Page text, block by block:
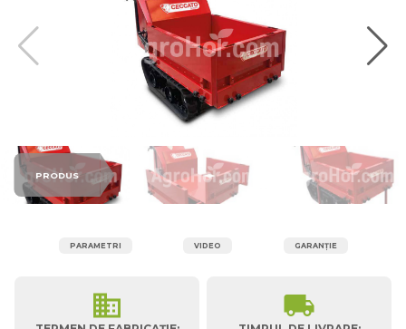
PRODUS
PARAMETRI VIDEO GARANȚIE
business local_shipping